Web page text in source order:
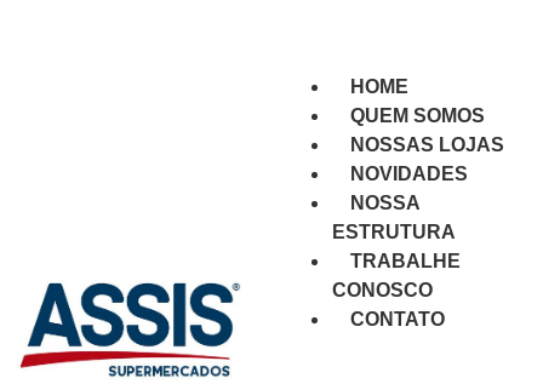
HOME
QUEM SOMOS
NOSSAS LOJAS
NOVIDADES
NOSSA
ESTRUTURA
TRABALHE
CONOSCO
CONTATO